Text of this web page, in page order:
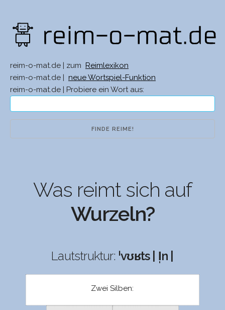
reim-o-mat.de | zum
Reimlexikon
reim-o-mat.de |
neue Wortspiel-Funktion
reim-o-mat.de | Probiere ein Wort aus:
Was reimt sich auf
Wurzeln?
Lautstruktur: ˈvʊʁts | l̩n |
Zwei Silben: